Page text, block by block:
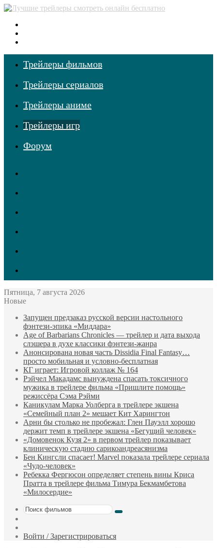
Трейлеры фильмов
Трейлеры сериалов
Трейлеры аниме
Трейлеры игр
Форум
Пятница, 7 августа 2026
Новые
Запущен предзаказ русской версии настольного
фэнтези-эпика «Миддара»
Age of Barbarians Chronicles — трейлер и дата выхода
слэшера в духе классики фэнтези-жанра
Анонсирована новая часть Dissidia Final Fantasy…
просто мобильная и условно-бесплатная
КГ играет: Игровой коллаж № 164
Рэйчел Макадамс вынуждена спасать токсичного
мужика в трейлере фильма «Пришлите помощь»
режиссёра Сэма Рэйми
Каникулам Марка Уолберга в трейлере экшена
«Семейный план 2» мешает Кит Харингтон
Арни бы столько не пробежал: Глен Пауэлл хорошо
держит темп в трейлере экшена «Бегущий человек»
«Домовенок Кузя 2» в первом трейлер показывает
клиническую стадию сарикоандреасянизма
Бен Кингсли спасает! Marvel показала трейлере сериала
«Чудо-человек»
Ребекка Фергюсон определяет степень вины Криса
Пратта в трейлере фильма Тимура Бекмамбетова
«Милосердие»
Поиск
фильм
Войти / Зарегистрироваться